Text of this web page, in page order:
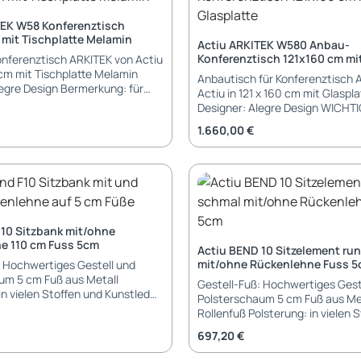
W58 Konferenztisch
mit Tischplatte Melamin
ARKITEK von Actiu
mit Tischplatte Melamin
Design Bermerkung: für
120 x 160 cm für
Tischplatte:
je 120 x 160 cm 19 mm
Melamin mit ABS-
in pulverbeschichtet,
241 cm Tischhöhe: 74,5 cm
Service gegen Aufpreis
Actiu ARKITEK W580 Anbau-
Konferenztisch 121x160 cm
Anbautisch für Konferenztisch
Actiu in 121 x 160 cm mit
Designer: Alegre Design
handelt sich hier nur um einen
! Element kann nicht alleine
Bermerkung: Abautisch für größere
Konferenztische können
zusammengestellt Anbau- /
Erweiterungstisch für z.B. 241 x
beliebige Tischlänge Tischplatte:
Tischplatte 121 x 160 cm 6 + 6 mm
Sicherheitsglas gehärtet weiß Gestell
Aluminium Traversengestell in
pulverbeschichtet, poliert oder
Stellbeine-Paare = 6 Beine Füße: Gleiter
verchromt mit Anti-Rutsch-Pad
Tischlänge: 121 cm Tischhöhe:
Garantie: 5 Jahre Garantie Lieferung und
Regulärer Preis:
1.660,00 €
Sitzbank mit/ohne
110 cm Fuss 5cm
5 cm Fuß aus Metall
(ohne Rückenlehne) / 68 cm
Actiu BEND 10 Sitzelement
mit/ohne Rückenlehne Fuss
Gestell-Fuß: Hochwertiges Gestell und
Polsterschaum 5 cm Fuß aus
Rollenfuß Polsterung: in vielen Stoffen und
Kunstleder - Kollektion Actiu
Rücken können unterschiedliche
haben Abmessung: Breite: 102,7 cm Tiefe:
Regulärer Preis:
697,20 €